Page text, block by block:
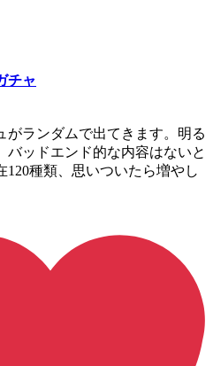
チャ
がランダムで出てきます。明る
バッドエンド的な内容はないと
120種類、思いついたら増やし